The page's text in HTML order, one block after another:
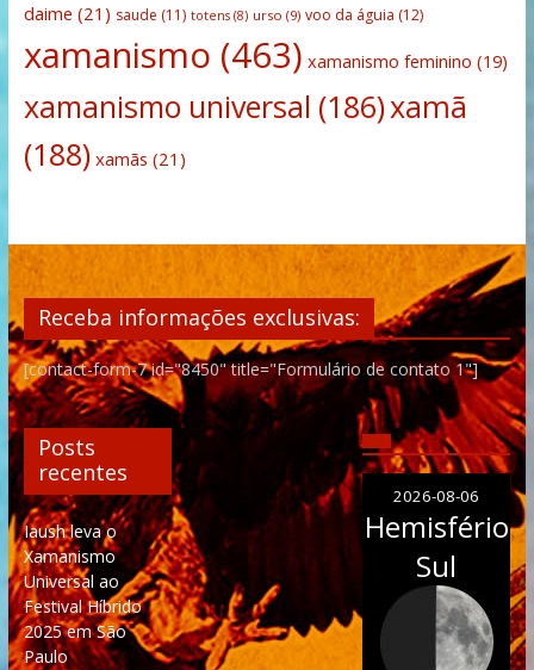
daime (21) saude (11) totens(8) urso (9) voo da águia (12)
xamanismo (463) xamanismo feminino (19)
xamanismo universal (186)xamã
(188) xamãs (21)
Receba informações exclusivas:
[contact-form-7 id="8450" title="Formulário de contato 1"]
Posts
recentes
Iaush leva o
Xamanismo
Universal ao
Festival Híbrido
2025 em São
Paulo
2026-08-06
Hemisfério
Sul